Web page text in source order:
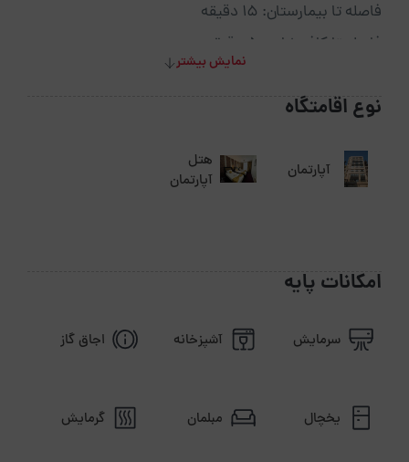
فاصله تا بیمارستان: ۱۵ دقیقه
فاصله تا کافی‌شاپ: ۵ دقیقه
فاصله تا داروخانه: ۱۰ دقیقه
فاصله تا دسترسی‌های حمل‌ونقل: ۱۰ دقیقه
نمایش بیشتر
نوع اقامتگاه
آپارتمان
هتل
آپارتمان
امکانات پایه
سرمایش آشپزخانه اجاق گاز
یخچال مبلمان گرمایش